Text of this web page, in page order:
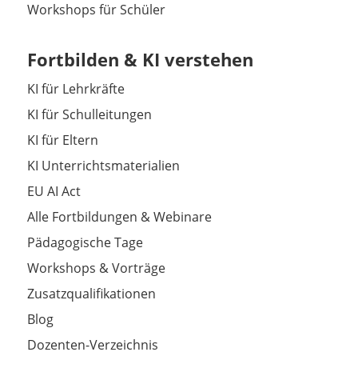
Workshops für Schüler
Fortbilden & KI verstehen
KI für Lehrkräfte
KI für Schulleitungen
KI für Eltern
KI Unterrichtsmaterialien
EU AI Act
Alle Fortbildungen & Webinare
Pädagogische Tage
Workshops & Vorträge
Zusatzqualifikationen
Blog
Dozenten-Verzeichnis